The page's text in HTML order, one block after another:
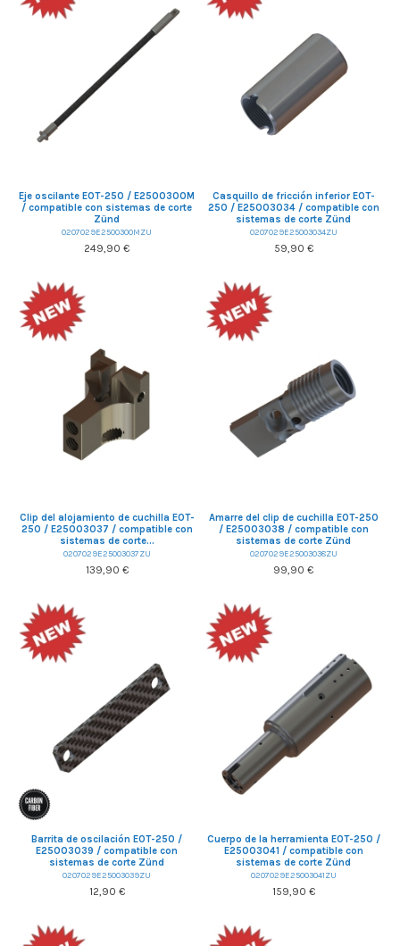
Eje oscilante EOT-250 / E2500300M
/ compatible con sistemas de corte
Zünd
0207029E2500300MZU
249,90 €
Casquillo de fricción inferior EOT-
250 / E25003034 / compatible con
sistemas de corte Zünd
0207029E25003034ZU
59,90 €
Clip del alojamiento de cuchilla EOT-
250 / E25003037 / compatible con
sistemas de corte...
0207029E25003037ZU
139,90 €
Amarre del clip de cuchilla EOT-250
/ E25003038 / compatible con
sistemas de corte Zünd
0207029E25003038ZU
99,90 €
Barrita de oscilación EOT-250 /
E25003039 / compatible con
sistemas de corte Zünd
0207029E25003039ZU
12,90 €
Cuerpo de la herramienta EOT-250 /
E25003041 / compatible con
sistemas de corte Zünd
0207029E25003041ZU
159,90 €